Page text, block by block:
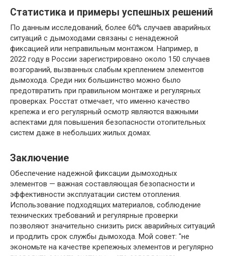
Статистика и примеры успешных решений
По данным исследований, более 60% случаев аварийных
ситуаций с дымоходами связаны с ненадежной
фиксацией или неправильным монтажом. Например, в
2022 году в России зарегистрировано около 150 случаев
возгораний, вызванных слабым креплением элементов
дымохода. Среди них большинство можно было
предотвратить при правильном монтаже и регулярных
проверках. Росстат отмечает, что именно качество
крепежа и его регулярный осмотр являются важными
аспектами для повышения безопасности отопительных
систем даже в небольших жилых домах.
Заключение
Обеспечение надежной фиксации дымоходных
элементов — важная составляющая безопасности и
эффективности эксплуатации систем отопления.
Использование подходящих материалов, соблюдение
технических требований и регулярные проверки
позволяют значительно снизить риск аварийных ситуаций
и продлить срок службы дымохода. Мой совет: не
экономьте на качестве крепежных элементов и регулярно